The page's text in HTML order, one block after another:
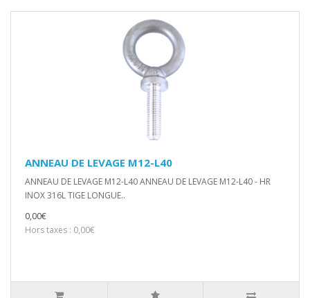
ANNEAU DE LEVAGE M12-L40
ANNEAU DE LEVAGE M12-L40 ANNEAU DE LEVAGE M12-L40 - HR
INOX 316L TIGE LONGUE..
0,00€
Hors taxes : 0,00€